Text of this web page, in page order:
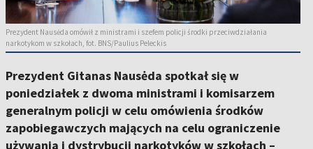
Prezydent Nausėda omówił z ministrami i szefem policji środki przeciwdziałania
narkotykom w szkołach, fot. BNS/Paulius Peleckis
Prezydent Gitanas Nausėda spotkał się w
poniedziałek z dwoma ministrami i komisarzem
generalnym policji w celu omówienia środków
zapobiegawczych mających na celu ograniczenie
używania i dystrybucji narkotyków w szkołach –